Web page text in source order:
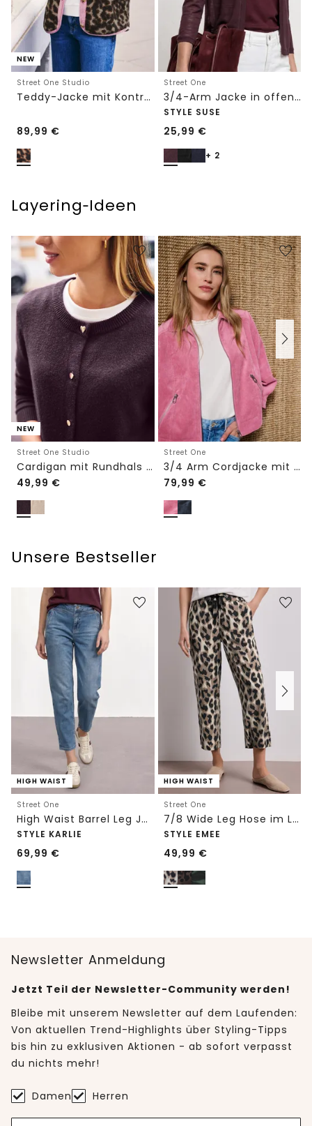
NEW
Street One Studio
Teddy-Jacke mit Kontrastdetail
89,99 €
Street One
3/4-Arm Jacke in offener Passform
STYLE SUSE
25,99 €
+ 2
Layering‑Ideen
NEW
Street One Studio
Cardigan mit Rundhals und Knöpfen
49,99 €
Street One
3/4 Arm Cordjacke mit Hemdkragen
79,99 €
Unsere Bestseller
HIGH WAIST
Street One
High Waist Barrel Leg Jeans im Loose Fit
STYLE KARLIE
69,99 €
HIGH WAIST
Street One
7/8 Wide Leg Hose im Loose Fit mit Print
STYLE EMEE
49,99 €
Newsletter Anmeldung
Jetzt Teil der Newsletter-Community werden!
Bleibe mit unserem Newsletter auf dem Laufenden:
Von aktuellen Trend-Highlights über Styling-Tipps
bis hin zu exklusiven Aktionen - ab sofort verpasst
du nichts mehr!
Damen Herren